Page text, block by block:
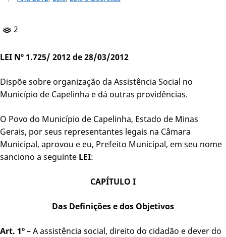
2
LEI Nº 1.725/ 2012 de 28/03/2012
Dispõe sobre organização da Assistência Social no
Município de Capelinha e dá outras providências.
O Povo do Município de Capelinha, Estado de Minas
Gerais, por seus representantes legais na Câmara
Municipal, aprovou e eu, Prefeito Municipal, em seu nome
sanciono a seguinte LEI:
CAPÍTULO I
Das Definições e dos Objetivos
Art. 1º –A assistência social, direito do cidadão e dever do